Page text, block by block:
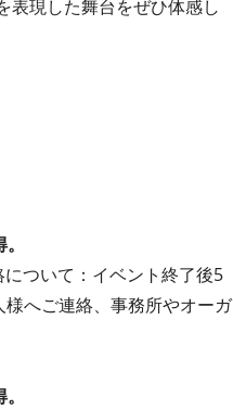
表現した舞台をぜひ体感し
について：イベント終了後5
へご連絡、事務所やオーガ